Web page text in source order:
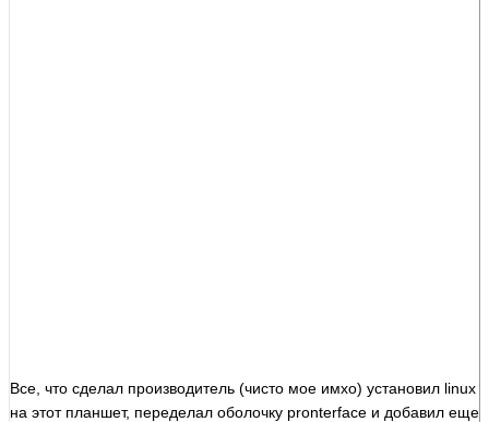
Все, что сделал производитель (чисто мое имхо) установил linux
на этот планшет, переделал оболочку pronterface и добавил еще